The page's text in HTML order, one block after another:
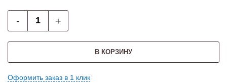
- +
В КОРЗИНУ
Оформить заказ в 1 клик